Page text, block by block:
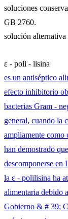
soluciones
GB 2760.
solución alternativa
ε - poli - lisina
es un antiséptico
efecto inhibitorio
bacterias Gram -
general, cuando la
ampliamente como
han demostrado
descomponerse en
la ε - polilisina ha
alimentaria debido
Gobierno & # 39;